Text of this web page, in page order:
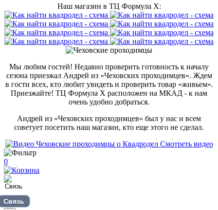
Наш магазин в ТЦ Формула Х:
Мы любим гостей! Недавно проверить готовность к началу
сезона приезжал Андрей из «Чеховских проходимцев». Ждем
в гости всех, кто любит увидеть и проверить товар «живьем».
Приезжайте! ТЦ Формула Х расположен на МКАД - к нам
очень удобно добраться.
Андрей из «Чеховских проходимцев» был у нас и всем
советует посетить наш магазин, кто еще этого не сделал.
Смотреть видео
0
Связь